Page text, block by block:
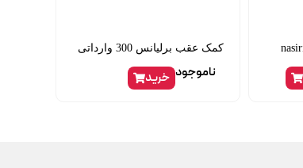
کمک عقب برلیانس 300 وارداتی
ناموجود خرید